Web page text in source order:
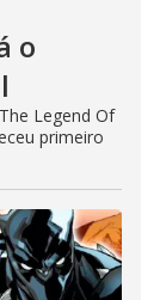
o
Legend Of
primeiro